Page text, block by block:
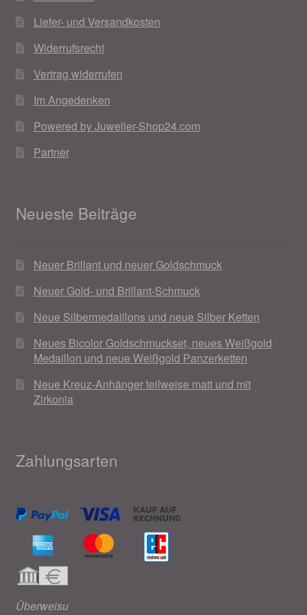
Valentinstag Geschenke
Vertrag widerrufen
Warenkorb
Weihnachtsangebote 2016
Weihnachtsangebote 2017
Weihnachtsangebote 2018
Weihnachtsangebote 2020
Weihnachtsangebote 2021
Woocommerce Predictive Search
Liefer- und Versandkosten
Widerrufsrecht
Vertrag widerrufen
Im Angedenken
Powered by Juwelier-Shop24.com
Partner
Neueste Beiträge
Neuer Brillant und neuer Goldschmuck
Neuer Gold- und Brillant-Schmuck
Neue Silbermedaillons und neue Silber Ketten
Neues Bicolor Goldschmuckset, neues Weißgold
Medaillon und neue Weißgold Panzerketten
Neue Kreuz-Anhänger teilweise matt und mit
Zirkonia
Zahlungsarten
Überweisu